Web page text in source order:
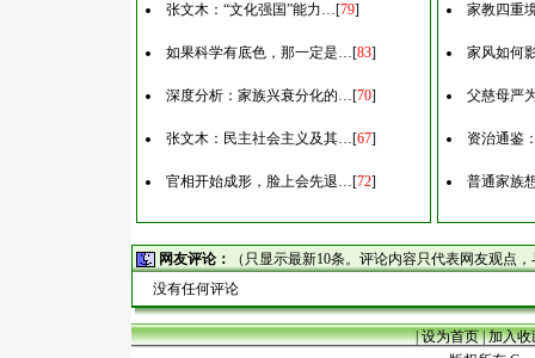
张文木：“文化强国”能力…[79]
如果科学有底色，那一定是…[83]
深度分析：家族兴衰分化的…[70]
张文木：民主社会主义及其…[67]
官相开始成形，脸上会先退…[72]
家教四重
家风如何
父慈母严
资治通鉴
普通家族
网友评论：
（只显示最新10条。评论内容只代表网友观点
没有任何评论
|设为首页|加入收